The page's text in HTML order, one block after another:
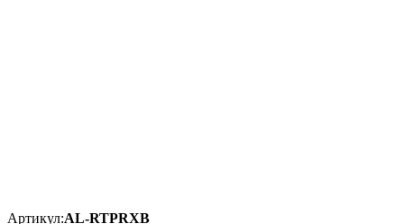
Артикул:AL-RTPRXB